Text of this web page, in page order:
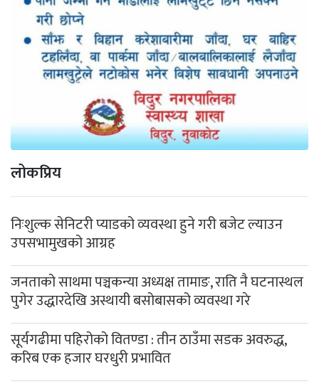
लोकप्रिय
निःशुल्क सेनिटरी प्याडको व्यवस्था हुने गरी बजेट ल्याउन
उपसभामुखको आग्रह
जनताको साथमा पञ्चकन्या अध्यक्ष तामाङ, राति नै घटनास्थल
पुगेर उद्धारदेखि अस्थायी बसोबासको व्यवस्था गरे
सूर्यगढीमा पहिरोको वितण्डा : तीन ठाउँमा सडक अवरुद्ध,
करिब एक हजार घरधुरी प्रभावित